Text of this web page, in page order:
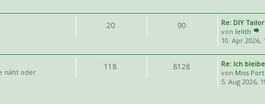
20 90
Re: DIY
von lelith
10. Apr 2026,
näht oder
118 8128
Re: Ich
von Miss
5. Aug 2026,